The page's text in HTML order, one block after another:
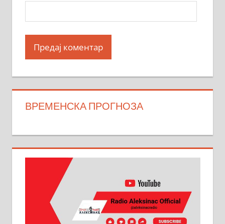
ВРЕМЕНСКА ПРОГНОЗА